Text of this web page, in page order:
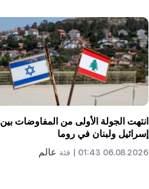
انتهت الجولة الأولى من المفاوضات بين
إسرائيل ولبنان في روما
06.08.2026 01:43 | فئة عالم